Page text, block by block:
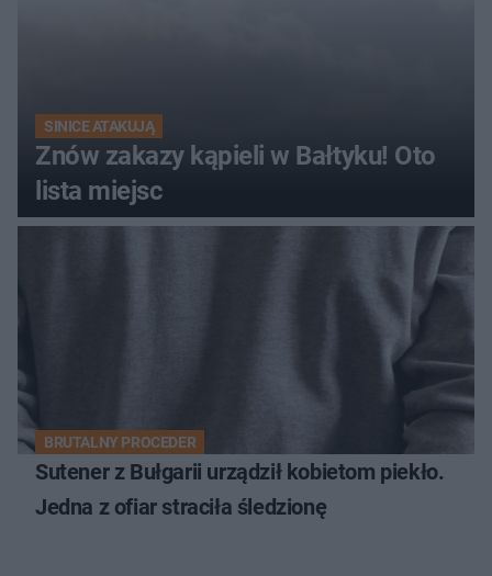
SINICE ATAKUJĄ
Znów zakazy kąpieli w Bałtyku! Oto
lista miejsc
BRUTALNY PROCEDER
Sutener z Bułgarii urządził kobietom piekło.
Jedna z ofiar straciła śledzionę